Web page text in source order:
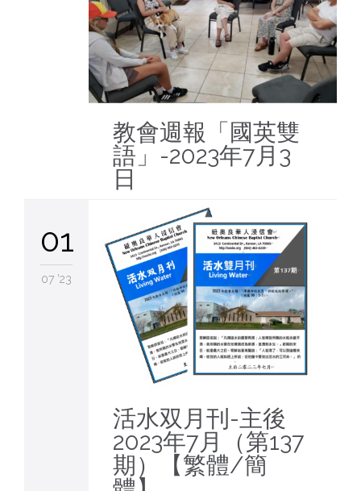
教會週報「國英雙
語」-2023年7月3
日
01
07 '23
活水双月刊-主後
2023年7月（第137
期）【繁體/簡